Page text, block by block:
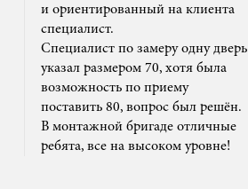
и ориентированный на клиента
специалист.
Специалист по замеру одну дверь
указал размером 70, хотя была
возможность по приему
поставить 80, вопрос был решён.
В монтажной бригаде отличные
ребята, все на высоком уровне!